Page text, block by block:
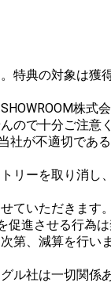
特典の対象は
株
ので十分ご注意く
が不適切で
ーを取り消し
ていただきます。
進させる行為は
第、減算を行
ル社は一切関係